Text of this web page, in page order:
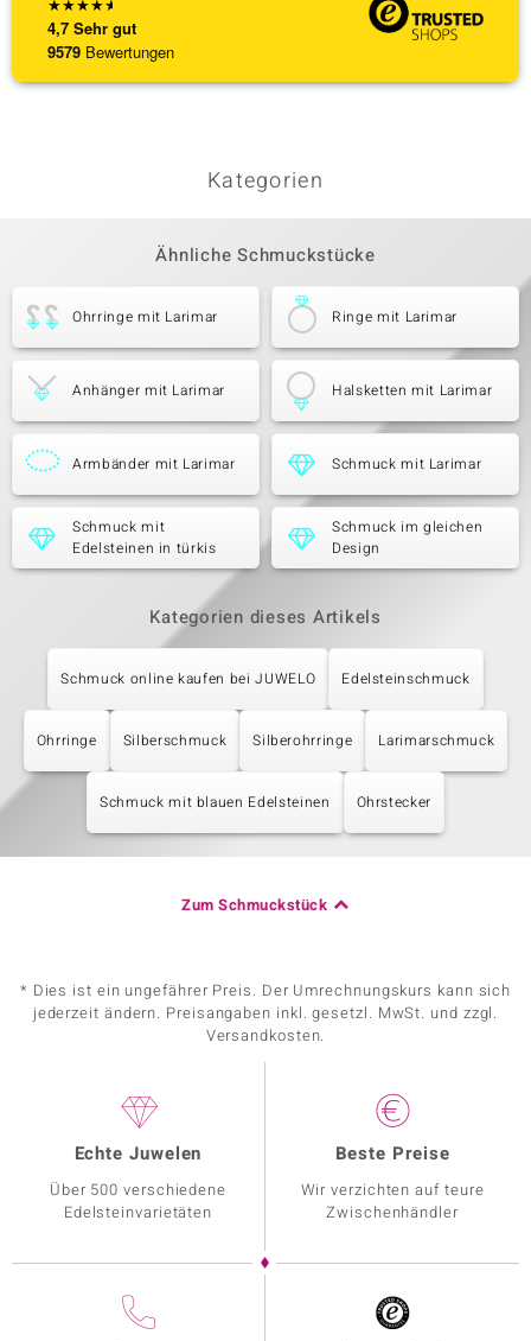
4,7 Sehr gut
9579 Bewertungen
Kategorien
Ähnliche Schmuckstücke
Ohrringe mit Larimar Ringe mit Larimar
Anhänger mit Larimar Halsketten mit Larimar
Armbänder mit Larimar Schmuck mit Larimar
Schmuck mit
Edelsteinen in türkis
Schmuck im gleichen
Design
Kategorien dieses Artikels
Schmuck online kaufen bei JUWELO Edelsteinschmuck
Ohrringe Silberschmuck Silberohrringe Larimarschmuck
Schmuck mit blauen Edelsteinen Ohrstecker
Zum Schmuckstück
* Dies ist ein ungefährer Preis. Der Umrechnungskurs kann sich
jederzeit ändern. Preisangaben inkl. gesetzl. MwSt. und zzgl.
Versandkosten.
Echte Juwelen
Über 500 verschiedene
Edelsteinvarietäten
Beste Preise
Wir verzichten auf teure
Zwischenhändler